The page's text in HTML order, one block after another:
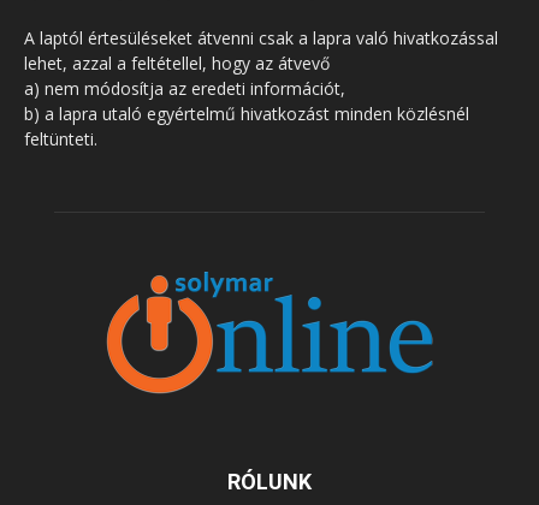
A laptól értesüléseket átvenni csak a lapra való hivatkozással
lehet, azzal a feltétellel, hogy az átvevő
a) nem módosítja az eredeti információt,
b) a lapra utaló egyértelmű hivatkozást minden közlésnél
feltünteti.
RÓLUNK